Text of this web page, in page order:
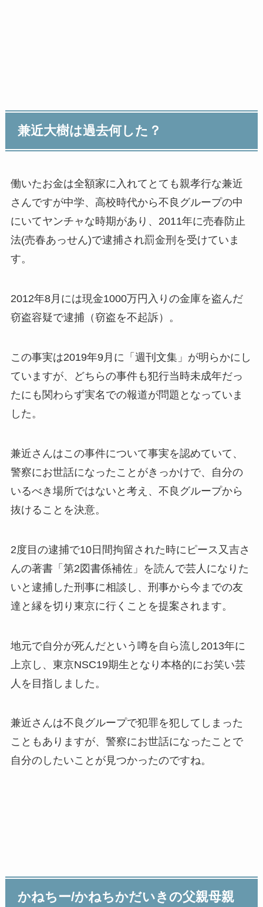
兼近大樹は過去何した？
働いたお金は全額家に入れてとても親孝行な兼近
さんですが中学、高校時代から不良グループの中
にいてヤンチャな時期があり、2011年に売春防止
法(売春あっせん)で逮捕され罰金刑を受けていま
す。
2012年8月には現金1000万円入りの金庫を盗んだ
窃盗容疑で逮捕（窃盗を不起訴）。
この事実は2019年9月に「週刊文集」が明らかにし
ていますが、どちらの事件も犯行当時未成年だっ
たにも関わらず実名での報道が問題となっていま
した。
兼近さんはこの事件について事実を認めていて、
警察にお世話になったことがきっかけで、自分の
いるべき場所ではないと考え、不良グループから
抜けることを決意。
2度目の逮捕で10日間拘留された時にピース又吉さ
んの著書「第2図書係補佐」を読んで芸人になりた
いと逮捕した刑事に相談し、刑事から今までの友
達と縁を切り東京に行くことを提案されます。
地元で自分が死んだという噂を自ら流し2013年に
上京し、東京NSC19期生となり本格的にお笑い芸
人を目指しました。
兼近さんは不良グループで犯罪を犯してしまった
こともありますが、警察にお世話になったことで
自分のしたいことが見つかったのですね。
かねちー/かねちかだいきの父親母親